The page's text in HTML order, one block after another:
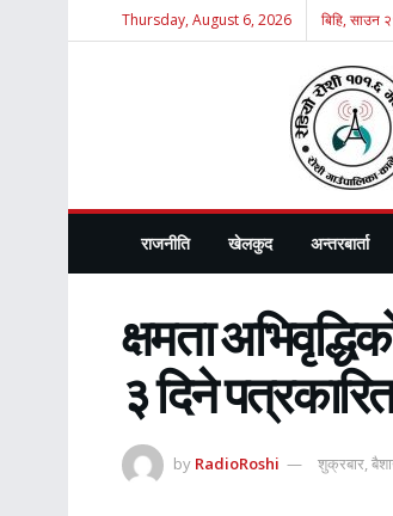
Thursday, August 6, 2026 बिहि, साउन
राजनीति खेलकुद अन्तरबार्ता
क्षमता
३ दिने
by RadioRoshi शुक्रबार,